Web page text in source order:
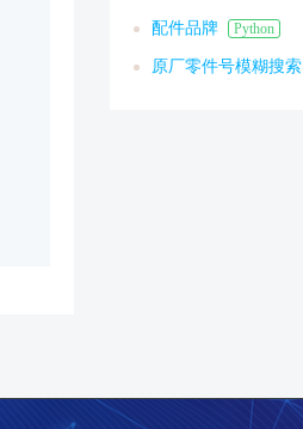
配件品牌 Python
原厂零件号模糊搜索